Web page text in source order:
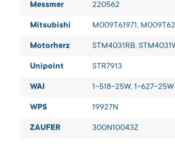
Messmer 220562
Mitsubishi M009T61971,
Motorherz STM4031RB,
Unipoint STR7913
WAI 1-518-25W, 1-627-25W
WPS 19927N
ZAUFER 300N10043Z